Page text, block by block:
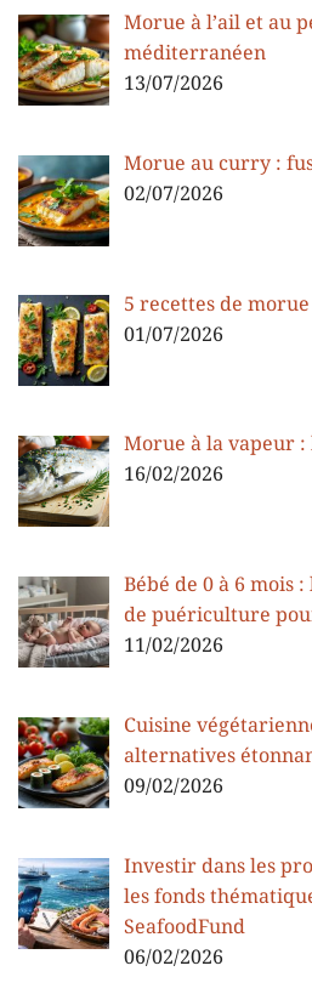
Morue à l’ail et au
méditerranéen
13/07/2026
Morue au curry :
02/07/2026
5 recettes de
01/07/2026
Morue à la vapeur
16/02/2026
Bébé de 0 à 6
de puériculture
11/02/2026
Cuisine
alternatives
09/02/2026
Investir dans les
les fonds
SeafoodFund
06/02/2026